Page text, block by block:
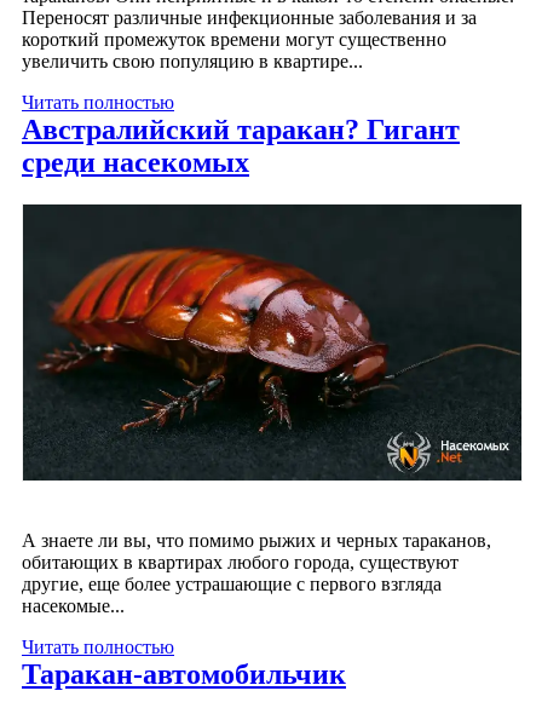
Переносят различные инфекционные заболевания и за
короткий промежуток времени могут существенно
увеличить свою популяцию в квартире...
Читать полностью
Австралийский таракан? Гигант
среди насекомых
А знаете ли вы, что помимо рыжих и черных тараканов,
обитающих в квартирах любого города, существуют
другие, еще более устрашающие с первого взгляда
насекомые...
Читать полностью
Таракан-автомобильчик